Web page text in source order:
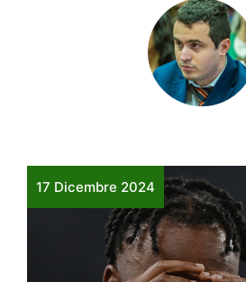
17 Dicembre 2024